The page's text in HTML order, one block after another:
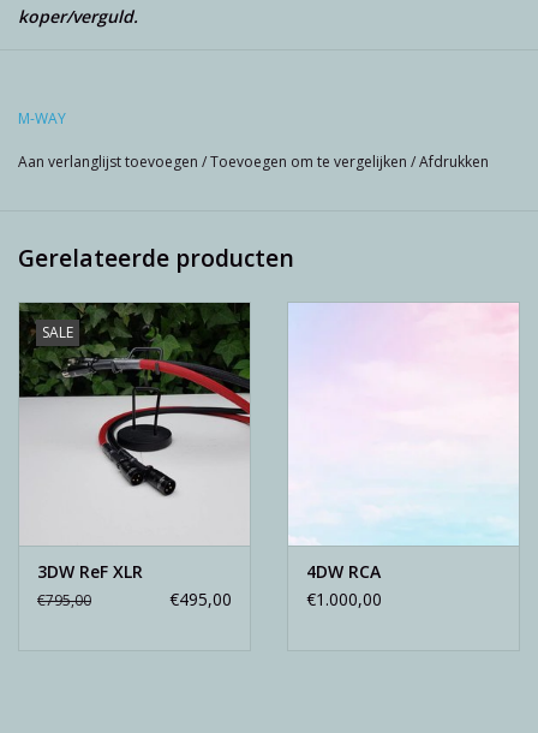
koper/verguld.
M-WAY
Aan verlanglijst toevoegen /Toevoegen om te vergelijken /Afdrukken
Gerelateerde producten
SALE
3DW ReF XLR
€795,00 €495,00
4DW RCA
€1.000,00